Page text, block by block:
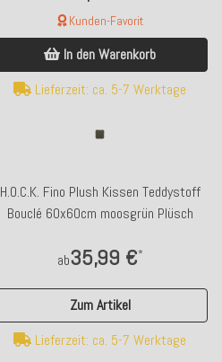
Kunden-Favorit
In den Warenkorb
Lieferzeit: ca. 5-7 Werktage
H.O.C.K. Fino Plush Kissen Teddystoff
Bouclé 60x60cm moosgrün Plüsch
ab35,99 €*
Zum Artikel
Lieferzeit: ca. 5-7 Werktage